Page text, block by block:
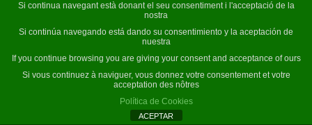
Copyright © 2026 - Casa Rural Mariona - Girona
Si continua navegant està donant el seu consentiment i l'acceptació de la
nostra
Si continúa navegando está dando su consentimiento y la aceptación de
nuestra
If you continue browsing you are giving your consent and acceptance of ours
Si vous continuez à naviguer, vous donnez votre consentement et votre
acceptation des nôtres
Política de Cookies
ACEPTAR